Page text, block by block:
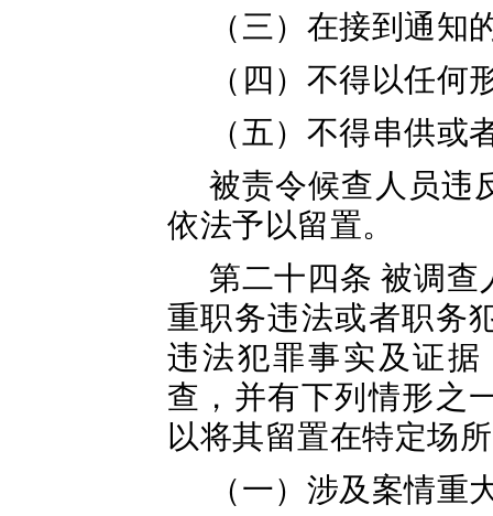
（三）在接到通知
（四）不得以任何
（五）不得串供或
被责令候查人员违
依法予以留置。
第二十四条 被调
重职务违法或者职务
违法犯罪事实及证
查，并有下列情形之
以将其留置在特定场
（一）涉及案情重